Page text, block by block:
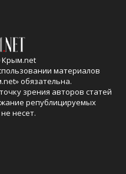
Крым.net
материалов
» обязательна.
зрения авторов статей
републицируемых
несет.